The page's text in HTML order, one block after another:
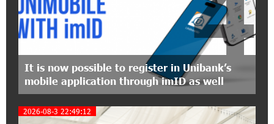
20:20:40 2-07-2026
Three-day Financial Literacy Course at the FAST
Foundation’s AI Camp: Idram&IDBank
Idram&IDBank
It is now possible to register in Unibank’s
mobile application through imID as well
2026-08-3 22:49:12